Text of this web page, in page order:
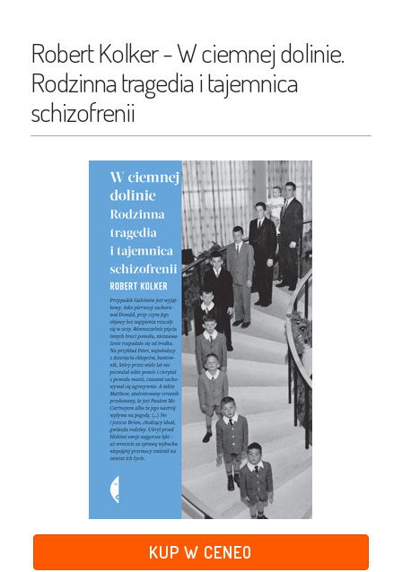
Robert Kolker - W ciemnej dolinie.
Rodzinna tragedia i tajemnica
schizofrenii
KUP W CENEO